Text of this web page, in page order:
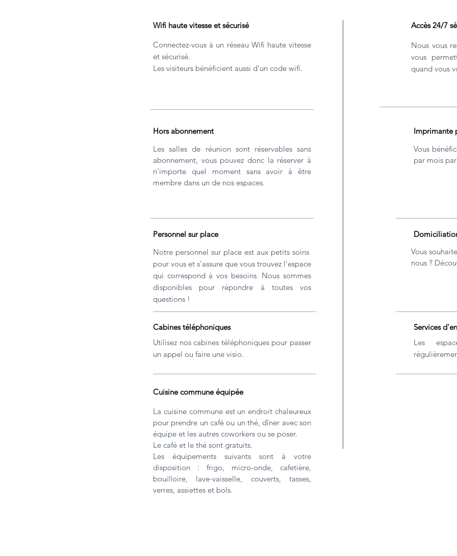
Wifi haute vitesse et sécurisé
Connectez-vous à un réseau Wifi haute vitesse
et sécurisé.
Les visiteurs bénéficient aussi d'un code wifi.
Hors abonnement
Les salles de réunion sont réservables sans
abonnement, vous pouvez donc la réserver à
n'importe quel moment sans avoir à être
membre dans un de nos espaces.
Personnel sur place
Notre personnel sur place est aux petits soins
pour vous et s'assure que vous trouvez l'espace
qui correspond à vos besoins. Nous sommes
disponibles pour répondre à toutes vos
questions !
Cabines téléphoniques
Utilisez nos cabines téléphoniques pour passer
un appel ou faire une visio.
Cuisine commune équipée
La cuisine commune est un endroit chaleureux
pour prendre un café ou un thé, dîner avec son
équipe et les autres coworkers ou se poser.
Le café et le thé sont gratuits.
Les équipements suivants sont à votre
disposition : frigo, micro-onde, cafetière,
bouilloire, lave-vaisselle, couverts, tasses,
verres, assiettes et bols.
Accès 24/7
Nous vous
vous
quand vous
Imprimante
Vous
par mois
Vous
nous ?
Services
Les